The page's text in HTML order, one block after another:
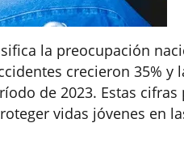
la preocupación
crecieron 35% y
de 2023. Estas cifras
vidas jóvenes en